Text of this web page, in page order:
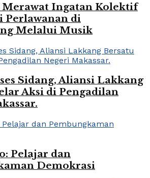
Merawat Ingatan Kolektif
Perlawanan di
Melalui Musik
Sidang, Aliansi Lakkang
Aksi di Pengadilan
Pelajar dan
Demokrasi